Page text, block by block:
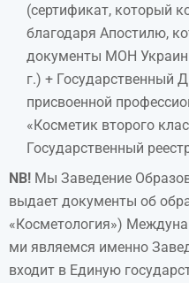
(сертификат, который
благодаря Апостилю,
документы МОН
г.) + Государственный
присвоенной
«Косметик второго
Государственный
NB! Мы Заведение
выдает документы об
«Косметология»)
ми являемся именно
входит в Единую